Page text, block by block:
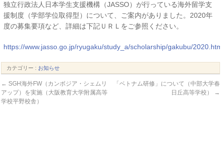
独立行政法人日本学生支援機構（JASSO）が行っている海外留学支
援制度（学部学位取得型）について、ご案内がありました。2020年
度の募集要項など、詳細は下記ＵＲＬをご参照ください。
https://www.jasso.go.jp/ryugaku/study_a/scholarship/gakubu/
カテゴリー : お知らせ
← SGH海外FW（カンボジア・シェムリ
アップ）を実施（大阪教育大学附属高等
学校平野校舎）
「ベトナム研修」について（中部大学春
日丘高等学校）
→